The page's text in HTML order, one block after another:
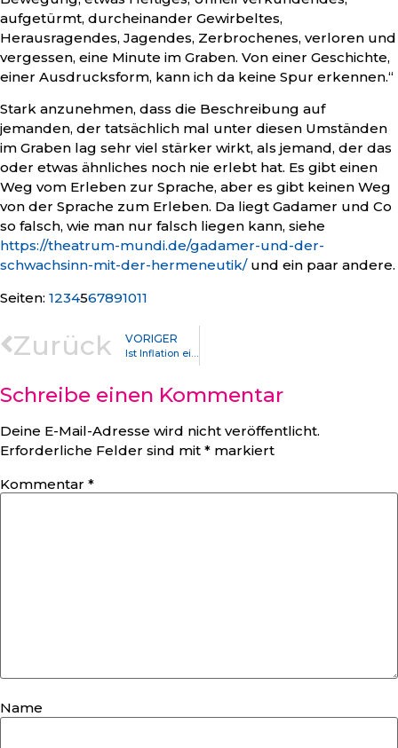
aufgetürmt, durcheinander Gewirbeltes,
Herausragendes, Jagendes, Zerbrochenes, verloren und
vergessen, eine Minute im Graben. Von einer Geschichte,
einer Ausdrucksform, kann ich da keine Spur erkennen.“
Stark anzunehmen, dass die Beschreibung auf
jemanden, der tatsächlich mal unter diesen Umständen
im Graben lag sehr viel stärker wirkt, als jemand, der das
oder etwas ähnliches noch nie erlebt hat. Es gibt einen
Weg vom Erleben zur Sprache, aber es gibt keinen Weg
von der Sprache zum Erleben. Da liegt Gadamer und Co
so falsch, wie man nur falsch liegen kann, siehe
https://theatrum-mundi.de/gadamer-und-der-
schwachsinn-mit-der-hermeneutik/und ein paar andere.
Seiten: Seite
1,Seite
2,Seite
3,Seite
4,Seite
5,Seite
6,Seite
7,Seite
8,Seite
9,Seite
10,Seite
11
Zurück VORIGER
Ist Inflation ein Nachfrage oder ein Angebots Problem?
Schreibe einen Kommentar
Deine E-Mail-Adresse wird nicht veröffentlicht.
Erforderliche Felder sind mit * markiert
Kommentar *
Name